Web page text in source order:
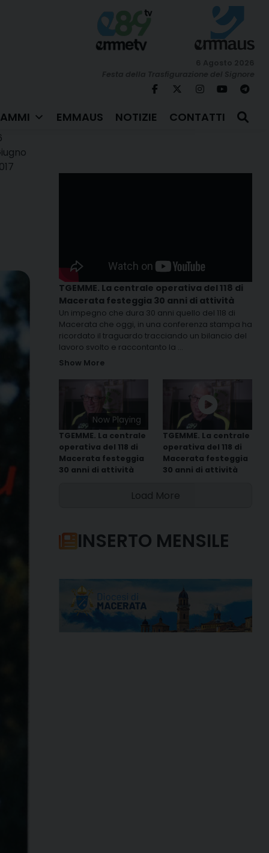
EMMAUS NOTIZIE CONTATTI
TGEMME. La centrale operativa del 118 di
Macerata festeggia 30 anni di attività
Un impegno che dura 30 anni quello del 118 di
Macerata che oggi, in una conferenza stampa ha
ricordato il traguardo tracciando un bilancio del
lavoro svolto e raccontanto la ...
Show More
Now Playing
TGEMME. La centrale
operativa del 118 di
Macerata festeggia
30 anni di attività
TGEMME. La centrale
operativa del 118 di
Macerata festeggia
30 anni di attività
Load More
INSERTO MENSILE